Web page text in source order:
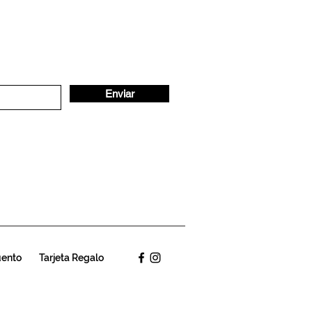
Enviar
Tarjeta Regalo